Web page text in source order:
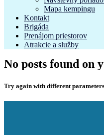
Mapa kempingu
Kontakt
Brigáda
Prenájom priestorov
Atrakcie a služby
No posts found on
Try again with different